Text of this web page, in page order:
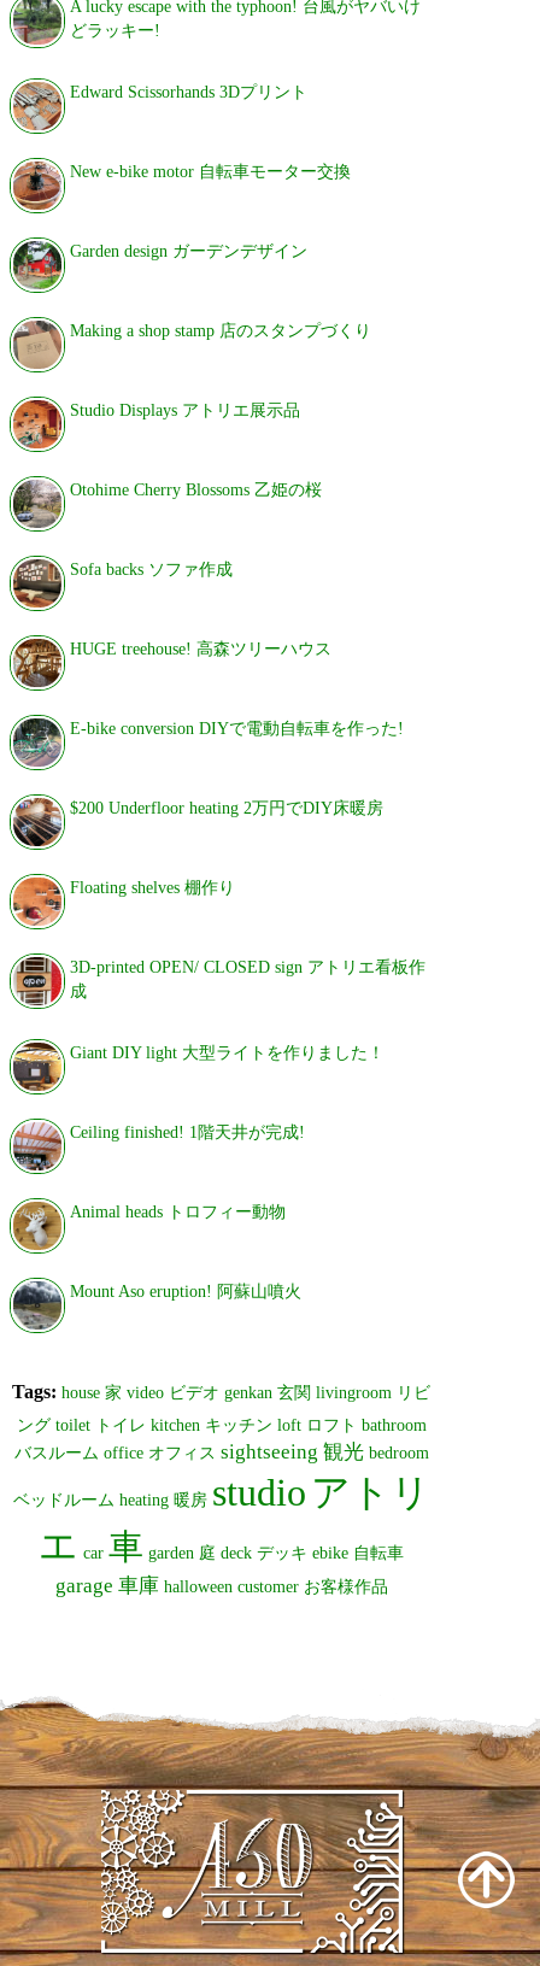
A lucky escape with the typhoon! 台風がヤバいけ
どラッキー!
Edward Scissorhands 3Dプリント
New e-bike motor 自転車モーター交換
Garden design ガーデンデザイン
Making a shop stamp 店のスタンプづくり
Studio Displays アトリエ展示品
Otohime Cherry Blossoms 乙姫の桜
Sofa backs ソファ作成
HUGE treehouse! 高森ツリーハウス
E-bike conversion DIYで電動自転車を作った!
$200 Underfloor heating 2万円でDIY床暖房
Floating shelves 棚作り
3D-printed OPEN/ CLOSED sign アトリエ看板作
成
Giant DIY light 大型ライトを作りました！
Ceiling finished! 1階天井が完成!
Animal heads トロフィー動物
Mount Aso eruption! 阿蘇山噴火
Tags: house 家 video ビデオ genkan 玄関 livingroom リビ
ング toilet トイレ kitchen キッチン loft ロフト bathroom
バスルーム office オフィス sightseeing 観光 bedroom
ベッドルーム heating 暖房 studio アトリ
エ car 車 garden 庭 deck デッキ ebike 自転車
garage 車庫 halloween customer お客様作品